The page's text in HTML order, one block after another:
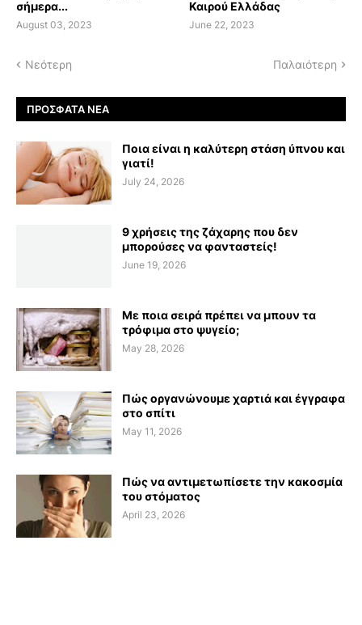
σήμερα...
August 03, 2023
Καιρού Ελλάδας
June 22, 2023
Νεότερη Παλαιότερη
ΠΡΌΣΦΑΤΑ ΝΈΑ
Ποια είναι η καλύτερη στάση ύπνου και
γιατί!
July 24, 2026
9 χρήσεις της ζάχαρης που δεν
μπορούσες να φανταστείς!
June 19, 2026
Με ποια σειρά πρέπει να μπουν τα
τρόφιμα στο ψυγείο;
May 28, 2026
Πώς οργανώνουμε χαρτιά και έγγραφα
στο σπίτι
May 11, 2026
Πώς να αντιμετωπίσετε την κακοσμία
του στόματος
April 23, 2026